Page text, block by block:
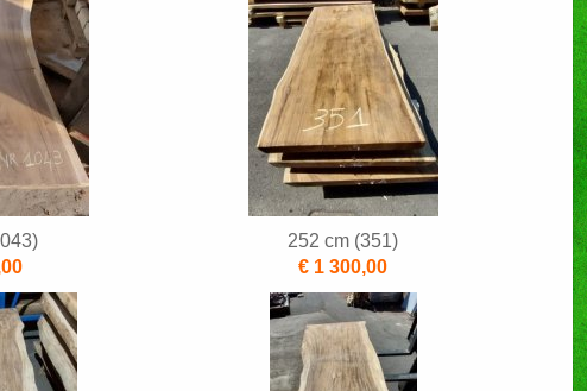
252 cm (351)
€ 1 300,00